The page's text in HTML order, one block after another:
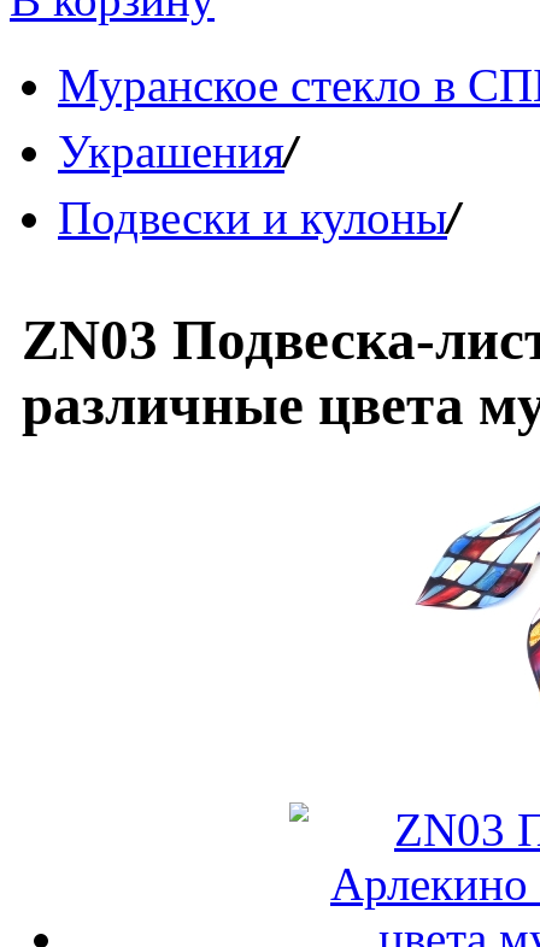
Муранское стекло в
Украшения/
Подвески и кулоны/
ZN03 Подвеска-
различные цвета